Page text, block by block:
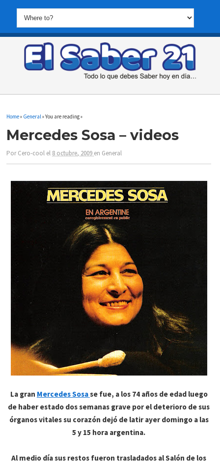
Home» General » You are reading »
Mercedes Sosa – videos
PorCero-cool el 8 octubre, 2009 en General
La gran Mercedes Sosase fue, a los 74 años de edad luego
de haber estado dos semanas grave por el deterioro de sus
órganos vitales su corazón dejó de latir ayer domingo a las
5 y 15 hora argentina.
Al medio día sus restos fueron trasladados al Salón de los